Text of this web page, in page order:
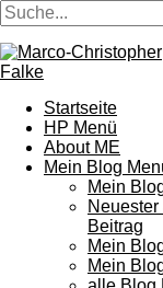
Startseite
HP Menü
About ME
Mein Blog
Mein
Beitrag
Mein
Mein